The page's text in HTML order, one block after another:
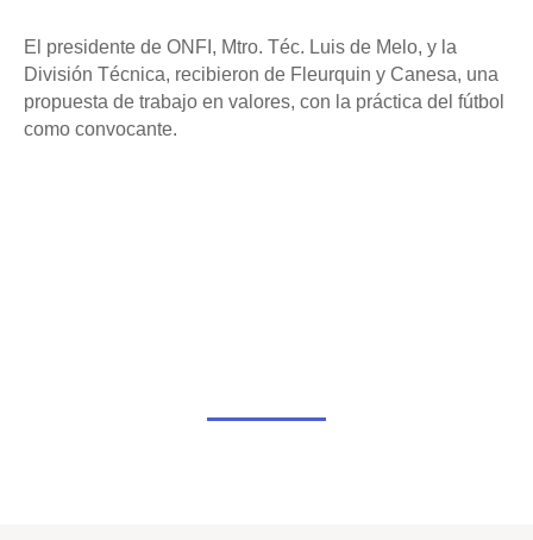
El presidente de ONFI, Mtro. Téc. Luis de Melo, y la
División Técnica, recibieron de Fleurquin y Canesa, una
propuesta de trabajo en valores, con la práctica del fútbol
como convocante.